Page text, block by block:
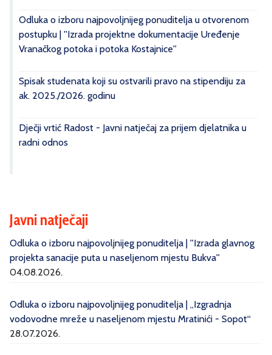
Odluka o izboru najpovoljnijeg ponuditelja u otvorenom
postupku | ''Izrada projektne dokumentacije Uređenje
Vranačkog potoka i potoka Kostajnice''
Spisak studenata koji su ostvarili pravo na stipendiju za
ak. 2025./2026. godinu
Dječji vrtić Radost - Javni natječaj za prijem djelatnika u
radni odnos
Javni natječaji
Odluka o izboru najpovoljnijeg ponuditelja | ''Izrada glavnog
projekta sanacije puta u naseljenom mjestu Bukva''
04.08.2026.
Odluka o izboru najpovoljnijeg ponuditelja | „Izgradnja
vodovodne mreže u naseljenom mjestu Mratinići - Sopot“
28.07.2026.